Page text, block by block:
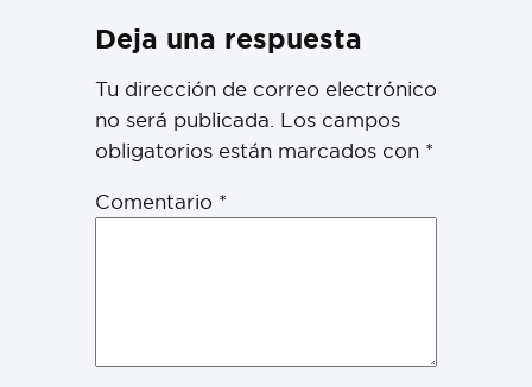
Deja una respuesta
Tu dirección de correo electrónico
no será publicada. Los campos
obligatorios están marcados con *
Comentario *